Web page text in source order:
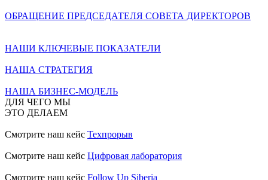
ОБРАЩЕНИЕ ПРЕДСЕДАТЕЛЯ СОВЕТА ДИРЕКТОРОВ
НАШИ КЛЮЧЕВЫЕ ПОКАЗАТЕЛИ
НАША СТРАТЕГИЯ
НАША БИЗНЕС-МОДЕЛЬ
ДЛЯ ЧЕГО МЫ
ЭТО ДЕЛАЕМ
Смотрите наш кейс Техпрорыв
Смотрите наш кейс Цифровая лаборатория
Смотрите наш кейс Follow Up Siberia